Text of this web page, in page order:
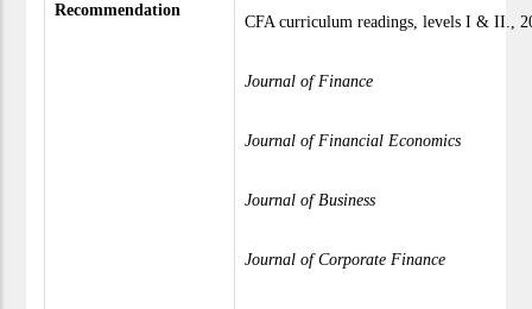
Recommendation
CFA curriculum readings, levels I & II.,
Journal of Finance
Journal of Financial Economics
Journal of Business
Journal of Corporate Finance